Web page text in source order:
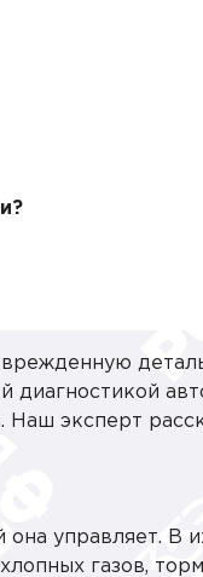
диагностикой
эксперт
управляет. В
газов,